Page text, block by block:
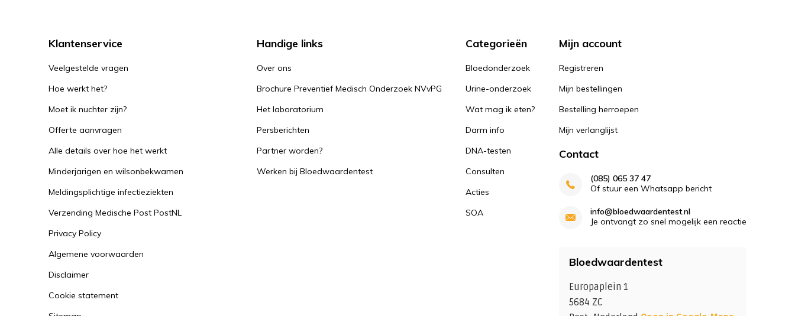
Klantenservice
Veelgestelde vragen
Hoe werkt het?
Moet ik nuchter zijn?
Offerte aanvragen
Alle details over hoe het werkt
Minderjarigen en wilsonbekwamen
Meldingsplichtige infectieziekten
Verzending Medische Post PostNL
Privacy Policy
Algemene voorwaarden
Disclaimer
Cookie statement
Handige links
Over ons
Brochure Preventief Medisch Onderzoek NVvPG
Het laboratorium
Persberichten
Partner worden?
Werken bij Bloedwaardentest
Categorieën
Bloedonderzoek
Urine-onderzoek
Wat mag ik eten?
Darm info
DNA-testen
Consulten
Acties
SOA
Mijn account
Registreren
Mijn bestellingen
Bestelling herroepen
Mijn verlanglijst
Contact
(085) 065 37 47
Of stuur een Whatsapp bericht
info@bloedwaardentest.nl
Je ontvangt zo snel mogelijk een reactie
Bloedwaardentest
Europaplein 1
5684 ZC